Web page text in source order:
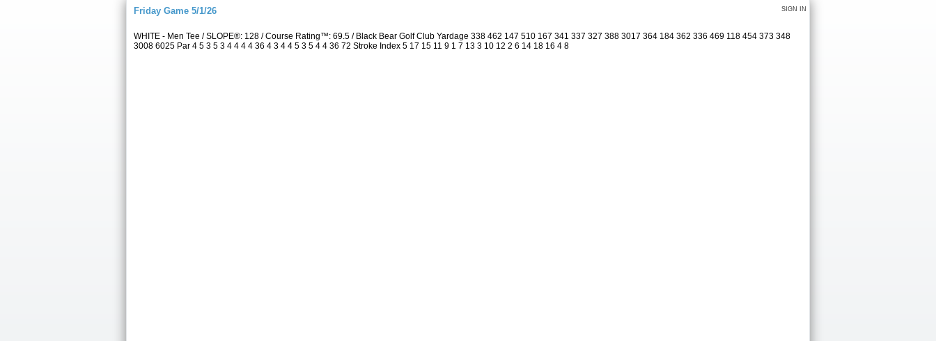
SIGN IN
Friday Game 5/1/26
WHITE - Men Tee / SLOPE®: 128 / Course Rating™: 69.5 / Black Bear Golf Club Yardage 338 462 147 510 167 341 337 327 388 3017 364 184 362 336 469 118 454 373 348
3008 6025 Par 4 5 3 5 3 4 4 4 4 36 4 3 4 4 5 3 5 4 4 36 72 Stroke Index 5 17 15 11 9 1 7 13 3 10 12 2 6 14 18 16 4 8